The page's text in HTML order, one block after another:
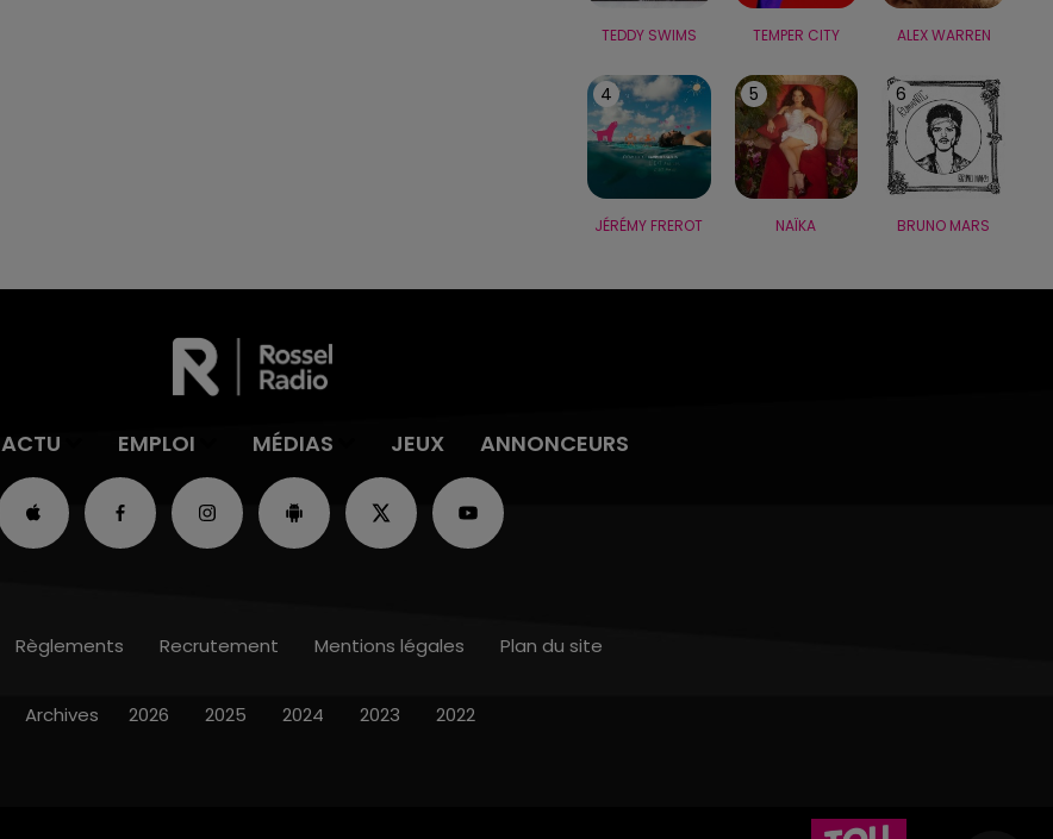
TEDDY SWIMS TEMPER CITY ALEX WARREN
4
JÉRÉMY FREROT
5
NAÏKA
6
BRUNO MARS
ACTU EMPLOI MÉDIAS JEUX ANNONCEURS
Règlements Recrutement Mentions légales Plan du site
Archives 2026 2025 2024 2023 2022